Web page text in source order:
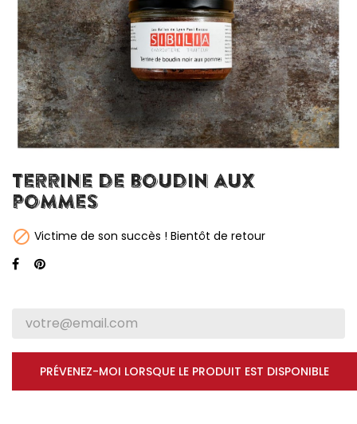
Terrine de boudin aux
pommes
 Victime de son succès ! Bientôt de retour
PRÉVENEZ-MOI LORSQUE LE PRODUIT EST DISPONIBLE